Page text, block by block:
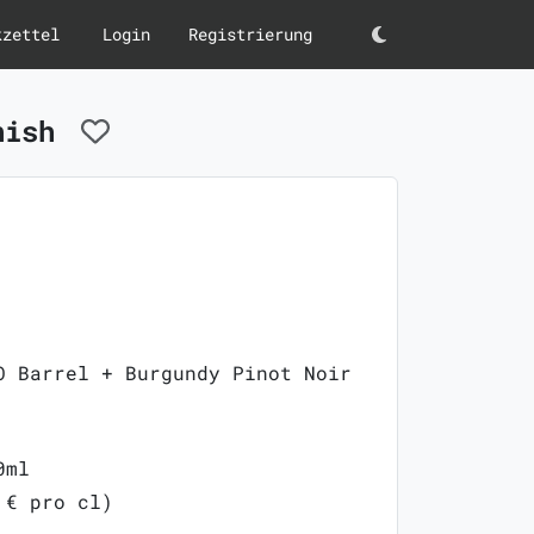
Login Registrierung Darkmode
Barrel + Burgundy Pinot Noir
€ pro cl)